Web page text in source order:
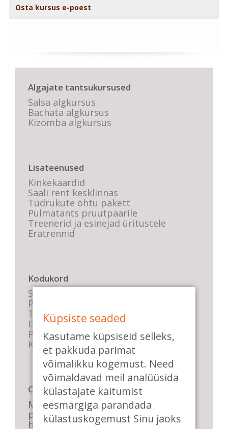
Osta kursus e-poest
Algajate tantsukursused
Salsa algkursus
Bachata algkursus
Kizomba algkursus
Lisateenused
Kinkekaardid
Saali rent kesklinnas
Tüdrukute õhtu pakett
Pulmatants pruutpaarile
Treenerid ja esinejad üritustele
Eratrennid
Kodukord
Stuudio sisekord
Privaatsustingimused
Tasemete kirjeldused
E-poe tingimused
Parkimise info
KKK
Casa de Baile
Me pühendume lõbusale olemisele,
positiivsele seltskonnale ja
huvitavatele ning kasulikele
Küpsiste seaded
Kasutame küpsiseid selleks,
et pakkuda parimat
võimalikku kogemust. Need
võimaldavad meil analüüsida
külastajate käitumist
eesmärgiga parandada
külastuskogemust Sinu jaoks